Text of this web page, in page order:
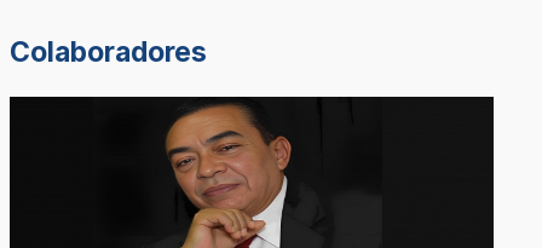
Colaboradores